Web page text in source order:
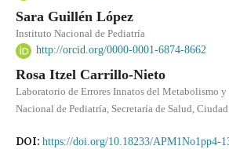
Sara Guillén López
Instituto Nacional de Pediatría
http://orcid.org/0000-0001-6874-8662
Rosa Itzel Carrillo-Nieto
Laboratorio de Errores Innatos del Metabolismo
Nacional de Pediatría, Secretaría de Salud,
DOI: https://doi.org/10.18233/APM1No1pp4-